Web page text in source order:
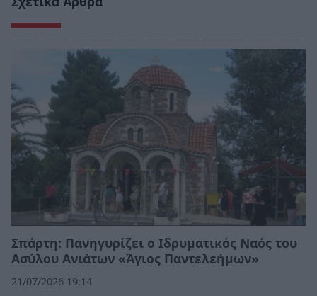
Σπάρτη: Πανηγυρίζει ο Ιδρυματικός Ναός του
Ασύλου Ανιάτων «Άγιος Παντελεήμων»
21/07/2026 19:14